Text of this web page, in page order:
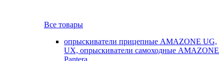
Все товары
опрыскиватели прицепные AMAZONE UG,
UX, опрыскиватели самоходные AMAZONE
Pantera